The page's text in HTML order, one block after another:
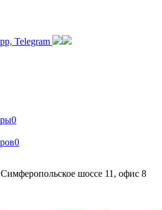
Telegram
0
0
шоссе 11, офис 8